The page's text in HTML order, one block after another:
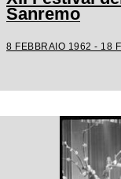
Sanremo
8 FEBBRAIO 1962 - 18